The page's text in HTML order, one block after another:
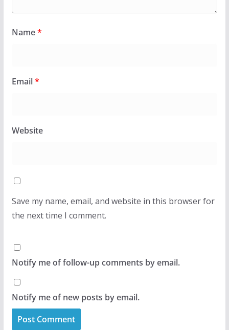
Name*
Email*
Website
Save my name, email, and website in this browser for
the next time I comment.
Notify me of follow-up comments by email.
Notify me of new posts by email.